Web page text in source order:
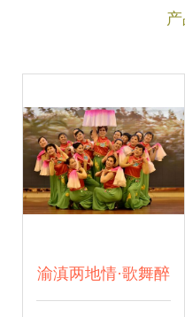
渝滇两地情·歌舞醉